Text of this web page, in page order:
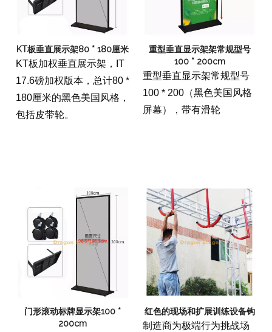
KT板垂直展示架80 * 180厘米
KT板加权垂直展示架，IT
17.6磅加权版本，总计80 *
180厘米的黑色美国风格，
包括皮带轮。
重型垂直显示架架常规型号
100 * 200cm
重型垂直显示架常规型号
100 * 200（黑色美国风格
屏幕），带有滑轮
门形滚动标牌显示架100 *
200cm
红色的现场和扩展训练设备钩
制造商为极端行为挑战场